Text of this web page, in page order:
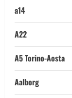
a14
A22
A5 Torino-Aosta
Aalborg